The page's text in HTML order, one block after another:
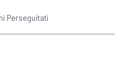
Perseguitati